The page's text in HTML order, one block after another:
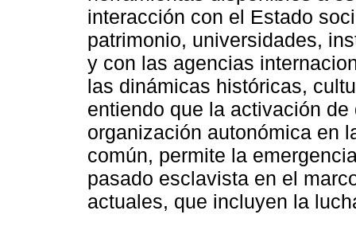
interacción con el Estado
patrimonio, universidades,
y con las agencias
las dinámicas históricas,
entiendo que la activación
organización autonómica en
común, permite la
pasado esclavista en el
actuales, que incluyen la